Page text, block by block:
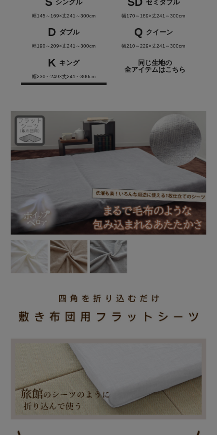
シングル
幅145～169×丈241～300cm
セミダブル
幅170～189×丈241～300cm
D ダブル
幅190～209×丈241～300cm
Q クイーン
幅210～229×丈241～300cm
K キング
幅230～249×丈241～300cm
同じ生地の
全アイテムはこちら